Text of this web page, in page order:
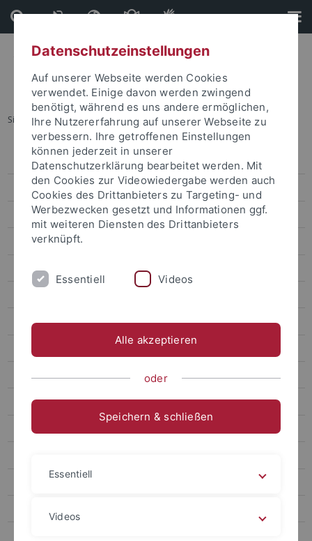
Direkt
zum
Inhalt
Direkt
zur
Fußleiste
Sie sind hier: Startseite ... Forschung
Pressemitteilungen
attempto online
Forschung
Studium
Termine
Newsletter Uni Tübingen aktuell
Forschungsmagazin Attempto
Social Media
Datenschutzeinstellungen
Auf unserer Webseite werden Cookies
verwendet. Einige davon werden zwingend
benötigt, während es uns andere ermöglichen,
Ihre Nutzererfahrung auf unserer Webseite zu
verbessern. Ihre getroffenen Einstellungen
können jederzeit in unserer
Datenschutzerklärung bearbeitet werden. Mit
den Cookies zur Videowiedergabe werden auch
Cookies des Drittanbieters zu Targeting- und
Werbezwecken gesetzt und Informationen ggf.
mit weiteren Diensten des Drittanbieters
verknüpft.
Essentiell Videos
Alle akzeptieren
oder
Speichern & schließen
Essentiell
Videos